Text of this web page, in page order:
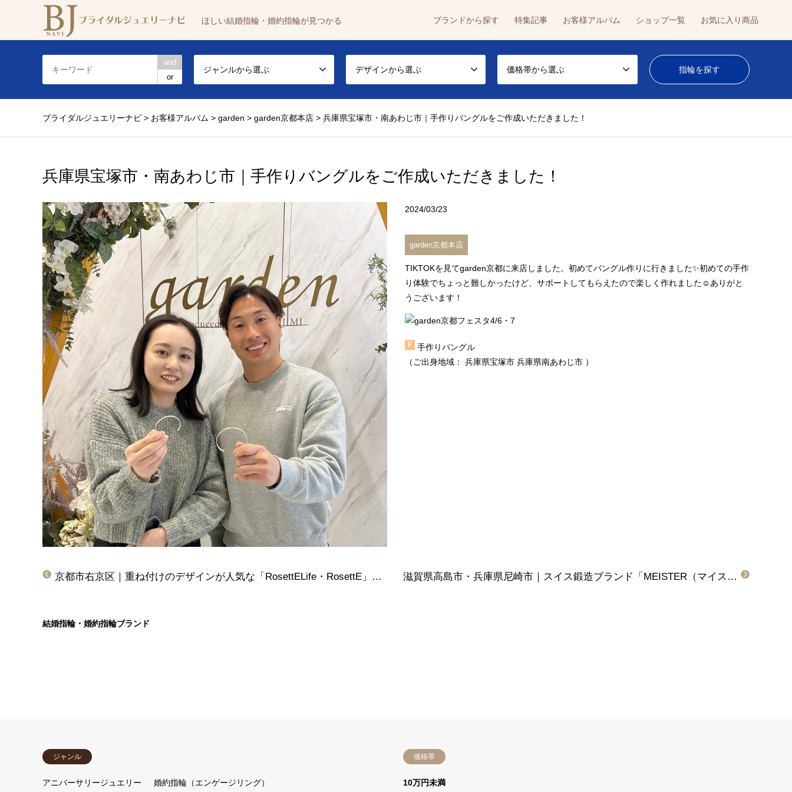
ほしい結婚指輪・婚約指輪が見つかる ブランドから探す 特集記事 お客様アルバム ショップ一覧 お気に入り商品
and
or
ジャンルから選ぶ デザインから選ぶ 価格帯から選ぶ
ブライダルジュエリーナビ > お客様アルバム > garden > garden京都本店 > 兵庫県宝塚市・南あわじ市｜手作りバングルをご作成いただきました！
兵庫県宝塚市・南あわじ市｜手作りバングルをご作成いただきました！
2024/03/23
garden京都本店
TIKTOKを見てgarden京都に来店しました。初めてバングル作り に行きました✨初めての手作
り体験でちょっと難しかったけど、サポートしてもらえたので楽しく作れました☺️ありがと
うございます！
手作りバングル
（ご出身地域： 兵庫県宝塚市 兵庫県南あわじ市 ）
滋賀県高島市・兵庫県尼崎市｜スイス鍛造ブランド「MEISTER（マイスター）」の結婚指輪をご成約頂きました
京都市右京区｜重ね付けのデザインが人気な「RosettELife・RosettE」の婚約指輪・結婚指輪をご成約頂きました
結婚指輪・婚約指輪ブランド
ジャンル
アニバーサリージュエリー 婚約指輪（エンゲージリング）
価格帯
10万円未満